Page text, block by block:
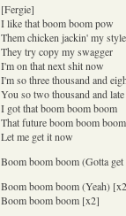
[Fergie]
I like that boom boom pow
Them chicken jackin' my style
They try copy my swagger
I'm on that next shit now
I'm so three thousand and
You so two thousand and late
I got that boom boom boom
That future boom boom boom
Let me get it now
Boom boom boom (Gotta
Boom boom boom (Yeah)
Boom boom boom [x2]